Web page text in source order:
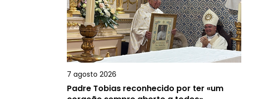
7 agosto 2026
Padre Tobias reconhecido por ter «um